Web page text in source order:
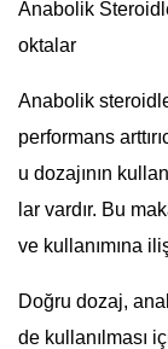
Anabolik
oktalar
Anabolik
performans
u dozajının
lar vardır. Bu
ve kullanımına
Doğru dozaj,
de kullanılması